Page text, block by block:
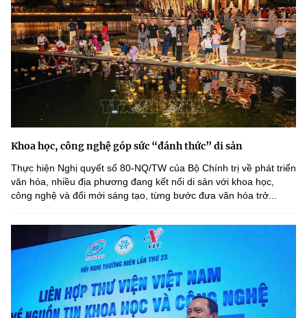
Khoa học, công nghệ góp sức “đánh thức” di sản
Thực hiện Nghị quyết số 80-NQ/TW của Bộ Chính trị về phát triển
văn hóa, nhiều địa phương đang kết nối di sản với khoa học,
công nghệ và đổi mới sáng tạo, từng bước đưa văn hóa trở...